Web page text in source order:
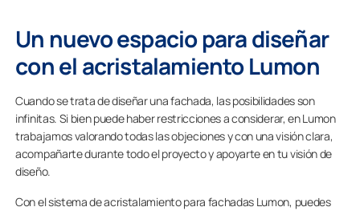
Un nuevo espacio para diseñar
con el acristalamiento Lumon
Cuando se trata de diseñar una fachada, las posibilidades son
infinitas. Si bien puede haber restricciones a considerar, en Lumon
trabajamos valorando todas las objeciones y con una visión clara,
acompañarte durante todo el proyecto y apoyarte en tu visión de
diseño.
Con el sistema de acristalamiento para fachadas Lumon, puedes